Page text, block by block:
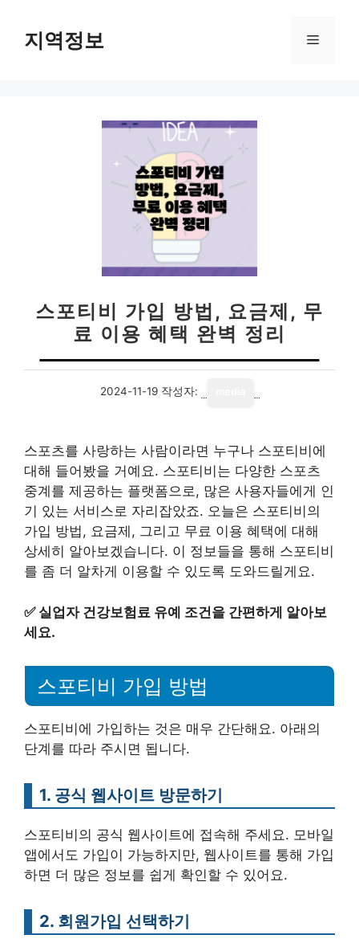
지역정보 메
스포티비 가입 방법, 요금제, 무
료 이용 혜택 완벽 정리
2024-11-19 작성자:
스포츠를 사랑하는 사람이라면 누구나 스포티비에
대해 들어봤을 거예요. 스포티비는 다양한 스포츠
중계를 제공하는 플랫폼으로, 많은 사용자들에게 인
기 있는 서비스로 자리잡았죠. 오늘은 스포티비의
가입 방법, 요금제, 그리고 무료 이용 혜택에 대해
상세히 알아보겠습니다. 이 정보들을 통해 스포티비
를 좀 더 알차게 이용할 수 있도록 도와드릴게요.
✅ 실업자 건강보험료 유예 조건을 간편하게 알아보
세요.
스포티비 가입 방법
스포티비에 가입하는 것은 매우 간단해요. 아래의
단계를 따라 주시면 됩니다.
1. 공식 웹사이트 방문하기
스포티비의 공식 웹사이트에 접속해 주세요. 모바일
앱에서도 가입이 가능하지만, 웹사이트를 통해 가입
하면 더 많은 정보를 쉽게 확인할 수 있어요.
2. 회원가입 선택하기